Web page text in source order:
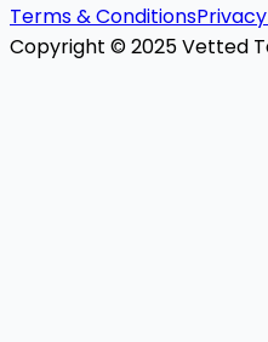
Terms & Conditions
Copyright © 2025 Vetted